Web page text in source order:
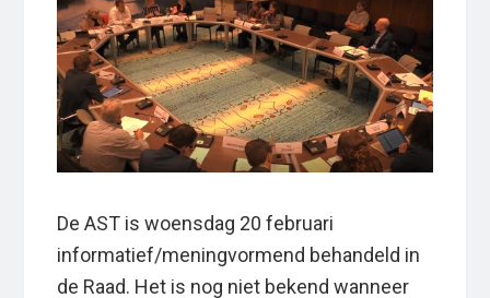
De AST is woensdag 20 februari
informatief/meningvormend behandeld in
de Raad. Het is nog niet bekend wanneer